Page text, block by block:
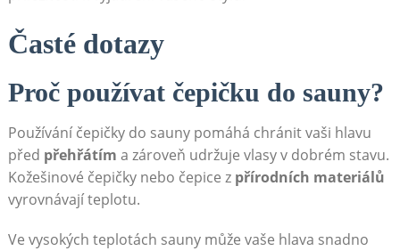
Časté dotazy
Proč používat čepičku do sauny?
Používání čepičky do sauny pomáhá chránit vaši hlavu
před přehřátím a zároveň udržuje vlasy v dobrém stavu.
Kožešinové čepičky nebo čepice z přírodních materiálů
vyrovnávají teplotu.
Ve vysokých teplotách sauny může vaše hlava snadno